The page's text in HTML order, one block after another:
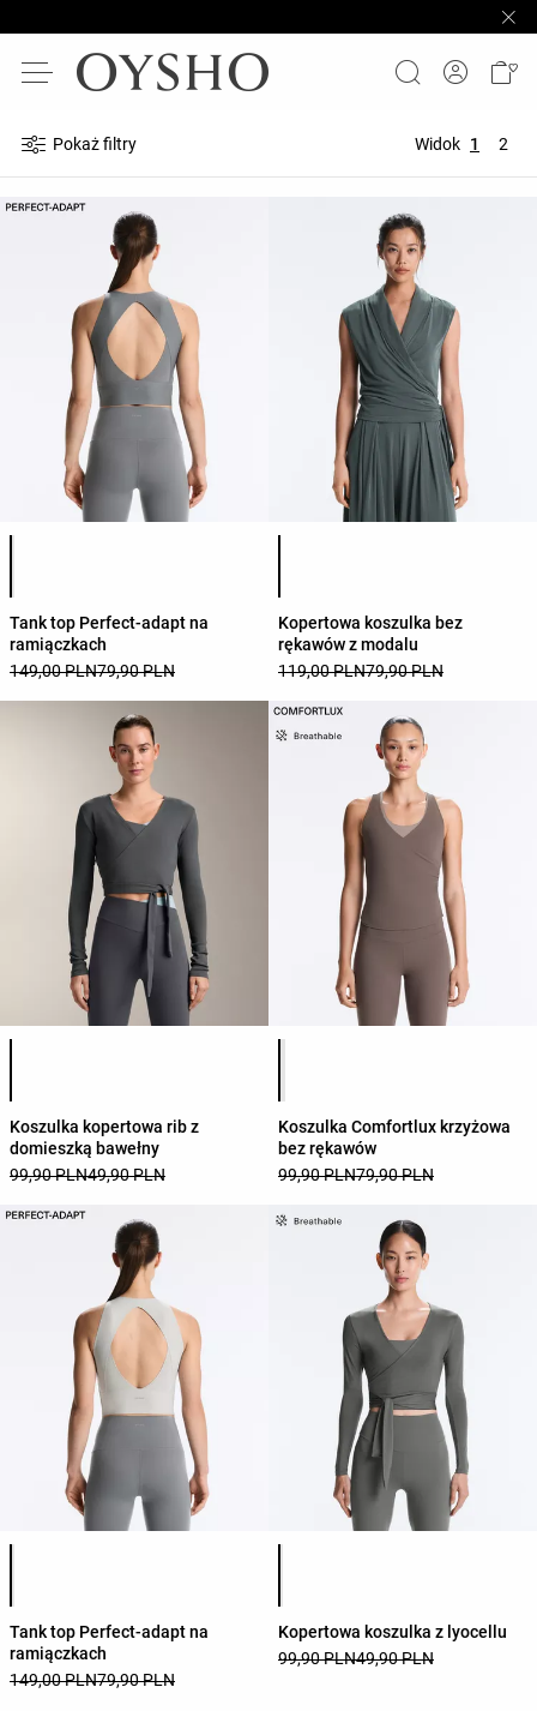
Pokaż filtry Widok 1 2
Tank top Perfect-adapt na
ramiączkach
149,00 PLN79,90 PLN
Kopertowa koszulka bez
rękawów z modalu
119,00 PLN79,90 PLN
Koszulka kopertowa rib z
domieszką bawełny
99,90 PLN49,90 PLN
Koszulka Comfortlux krzyżowa
bez rękawów
99,90 PLN79,90 PLN
Lista kolorów produktu
Tank top Perfect-adapt na
ramiączkach
149,00 PLN79,90 PLN
Lista kolorów produktu
Kopertowa koszulka z lyocellu
99,90 PLN49,90 PLN